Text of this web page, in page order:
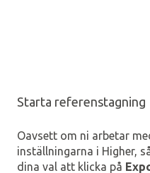
Starta referenstagning
Oavsett om ni arbetar
inställningarna i Higher,
dina val att klicka på